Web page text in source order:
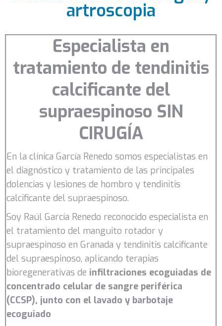
artroscopia
Especialista en
tratamiento de tendinitis
calcificante del
supraespinoso SIN
CIRUGÍA
En la clínica García Renedo somos especialistas en
el diagnóstico y tratamiento de las principales
dolencias y lesiones de hombro y tendinitis
calcificante del supraespinoso.
Soy Raúl García Renedo reconocido especialista en
el tratamiento del manguito rotador y
supraespinoso en Granada y tendinitis calcificante
del supraespinoso, aplicando terapias
bioregenerativas de infiltraciones ecoguiadas de
concentrado celular de sangre periférica
(CCSP), junto con el lavado y barbotaje
ecoguiado